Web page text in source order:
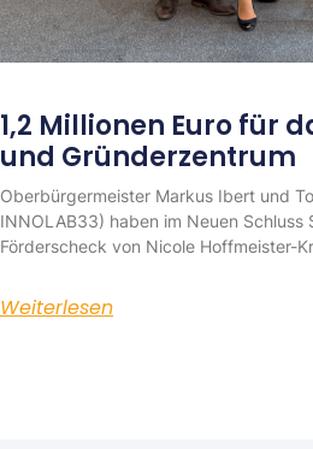
1,2 Millionen Euro für
und Gründerzentrum
Oberbürgermeister Markus Ibert und
INNOLAB33) haben im Neuen
Förderscheck von Nicole Hoffmeister-
Weiterlesen